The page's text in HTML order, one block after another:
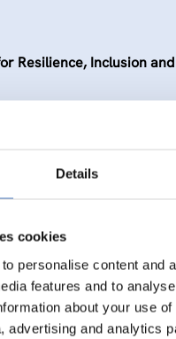
Details
cookies
personalise content and
features and to
about your use
advertising and analytics
Resilience, Inclusion
SOZIALE
Ensambles and the
SOZIALE INNOVATION